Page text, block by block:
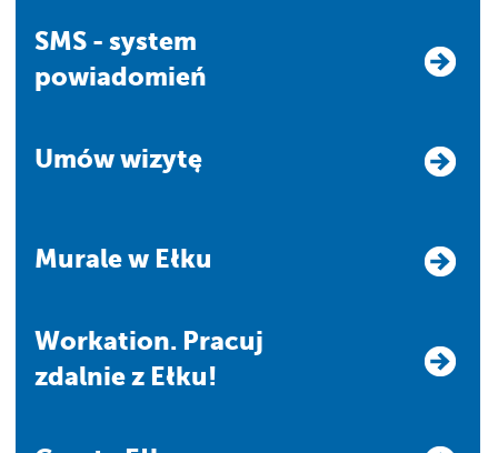
SMS - system
powiadomień
Umów wizytę
Murale w Ełku
Workation. Pracuj
zdalnie z Ełku!